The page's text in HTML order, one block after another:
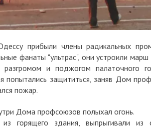
прибыли члены радикальных
фанаты "ультрас", они устроили марш
и поджогом палаточного
защититься, заняв Дом
пожар.
Дома профсоюзов полыхал огонь.
здания, выпрыгивали из